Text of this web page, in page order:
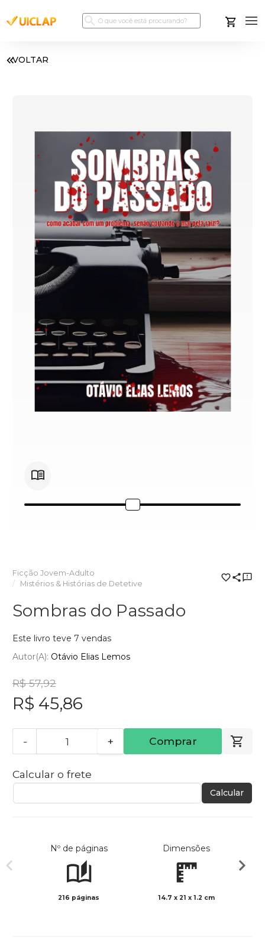
VOLTAR
Ficção Jovem-Adulto
Mistérios & Histórias de Detetive
Sombras do Passado
Este livro teve 7 vendas
Autor(a): Otávio Elias Lemos
R$ 57,92
R$ 45,86
- + Comprar
Calcular o frete
Calcular
Nº de páginas
216 páginas
Dimensões
14.7 x 21 x 1.2 cm